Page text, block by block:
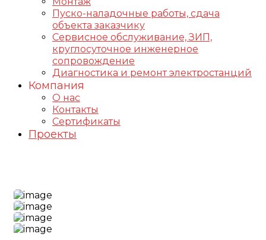
Пуско-наладочные работы, сдача
объекта заказчику
Сервисное обслуживание, ЗИП,
круглосуточное инженерное
сопровождение
Диагностика и ремонт электростанций
Компания
О нас
Контакты
Сертификаты
Проекты